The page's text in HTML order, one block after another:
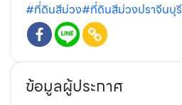
#ที่ดินสีม่วง#ที่ดินสีม่วงปราจีนบุรี
ข้อมูลผู้ประกาศ